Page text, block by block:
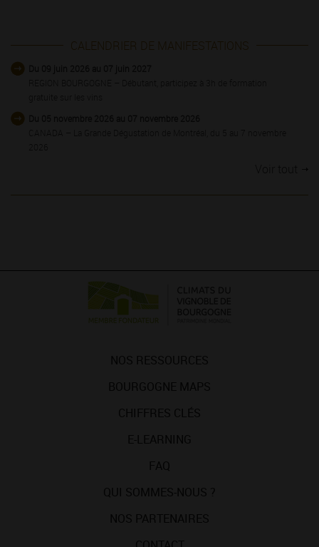
CALENDRIER DE MANIFESTATIONS